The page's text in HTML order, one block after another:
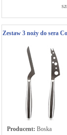
Zestaw 3 noży do sera
Producent: Boska